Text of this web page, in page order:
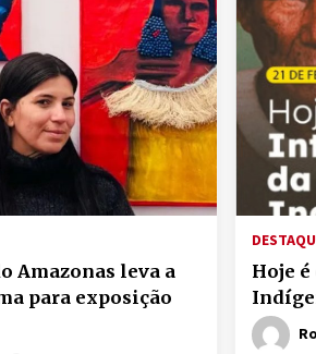
Amazonas leva a
para exposição
Hoje